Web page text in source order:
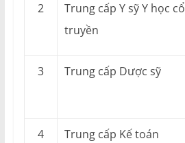
2
Trung cấp Y sỹ Y học cổ
truyền
3 Trung cấp Dược sỹ
4 Trung cấp Kế toán